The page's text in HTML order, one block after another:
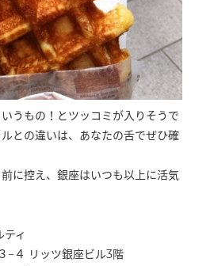
うもの！とツッコミが入りそうで
との違いは、あなたの舌でぜひ確
に控え、銀座はいつも以上に活気
ィ
−４ リッツ銀座ビル3階